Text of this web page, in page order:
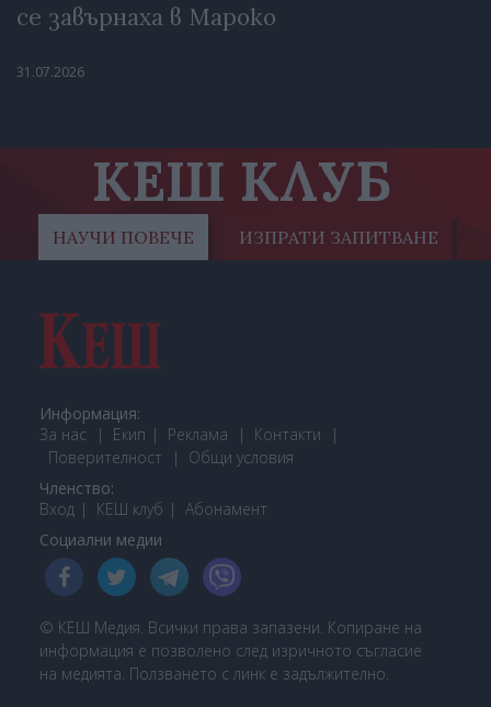
се завърнаха в Мароко
31.07.2026
КЕШ КЛУБ
НАУЧИ ПОВЕЧЕ ИЗПРАТИ ЗАПИТВАНЕ
Информация:
За нас
Екип Реклама
Контакти
Поверителност
Общи условия
Членство:
Вход
КЕШ клуб Абонамент
Социални медии
© КЕШ Медия. Всички права запазени. Копиране на
информация е позволено след изричното съгласие
на медията. Ползването с линк е задължително.